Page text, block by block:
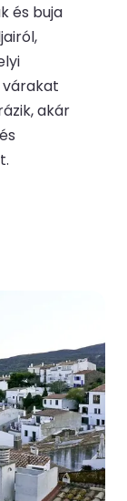
és buja
várakat
akár